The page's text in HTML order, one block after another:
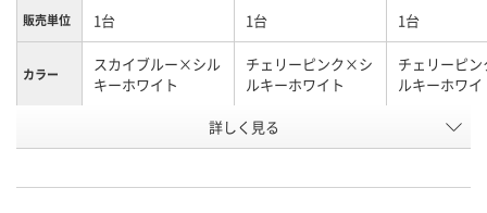
販売単位 1台 1台 1台
カラー
スカイブルー×シル
キーホワイト
チェリーピンク×シ
ルキーホワイト
チェリーピ
ルキーホワイ
X888245 X888907
詳しく見る